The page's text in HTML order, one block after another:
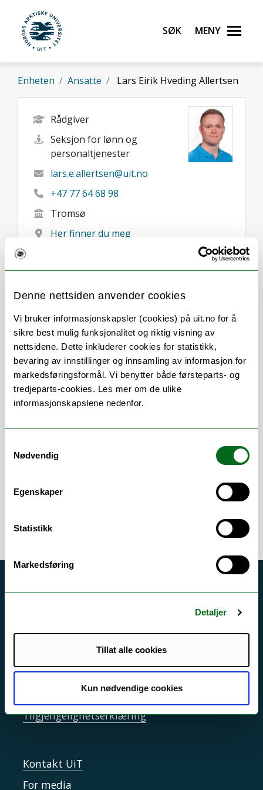
Denne nettsiden anvender cookies
Vi bruker informasjonskapsler (cookies) på uit.no for å
sikre best mulig funksjonalitet og riktig visning av
nettsidene. Dette inkluderer cookies for statistikk,
bevaring av innstillinger og innsamling av informasjon for
markedsføringsformål. Vi benytter både førsteparts- og
tredjeparts-cookies. Les mer om de ulike
informasjonskapslene nedenfor.
Nødvendig
Egenskaper
Statistikk
Markedsføring
Detaljer
Tillat alle cookies
Kun nødvendige cookies
Gå til hovedinnhold
UiT Norges arktiske universitet
Søk Meny
Enheten Ansatte Lars Eirik Hveding Allertsen
Rådgiver
Seksjon for lønn og
personaltjenester
lars.e.allertsen@uit.no
+47 77 64 68 98
Tromsø
Her finner du meg
Om
Forskning og undervisning
Her finner du meg
Stillingsbeskrivelse
Akutt hjelp
Driftsmeldinger
Personvern ved UiT
Sikkerhet, beredskap og personvern
Informasjonskapsler
Tilgjengelighetserklæring
Kontakt UiT
For media